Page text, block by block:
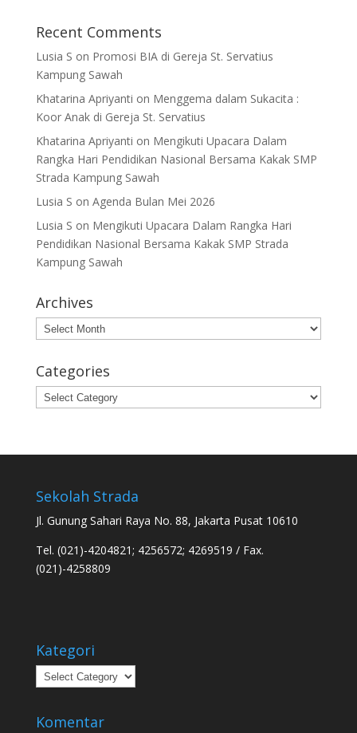
Recent Comments
Lusia S on Promosi BIA di Gereja St. Servatius
Kampung Sawah
Khatarina Apriyanti on Menggema dalam Sukacita :
Koor Anak di Gereja St. Servatius
Khatarina Apriyanti on Mengikuti Upacara Dalam
Rangka Hari Pendidikan Nasional Bersama Kakak SMP
Strada Kampung Sawah
Lusia S on Agenda Bulan Mei 2026
Lusia S on Mengikuti Upacara Dalam Rangka Hari
Pendidikan Nasional Bersama Kakak SMP Strada
Kampung Sawah
Archives
Archives
Categories
Categories
Sekolah Strada
Jl. Gunung Sahari Raya No. 88, Jakarta Pusat 10610
Tel. (021)-4204821; 4256572; 4269519 / Fax.
(021)-4258809
Kategori
Kategori
Komentar